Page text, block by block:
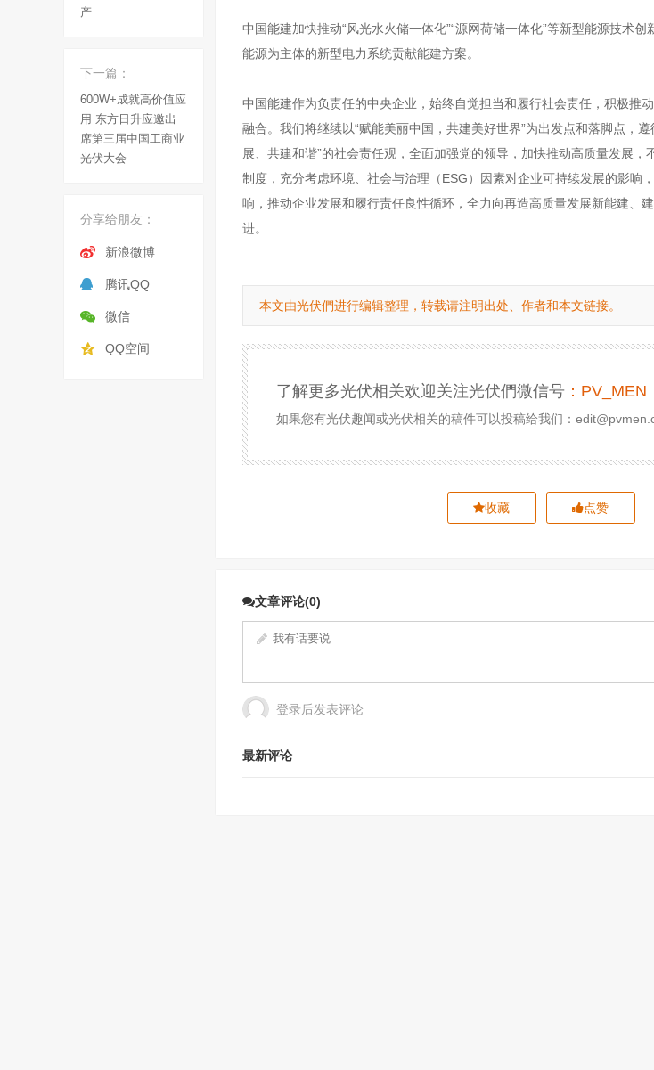
产
下一篇：
600W+成就高价值应
用 东方日升应邀出
席第三届中国工商业
光伏大会
分享给朋友：
新浪微博
腾讯QQ
微信
QQ空间
中国能建加快推动“风光水火储一体化”“源网荷储一体化”等新型能源技术
能源为主体的新型电力系统贡献能建方案。
中国能建作为负责任的中央企业，始终自觉担当和履行社会责任，积极推
融合。我们将继续以“赋能美丽中国，共建美好世界”为出发点和落脚点，
展、共建和谐”的社会责任观，全面加强党的领导，加快推动高质量发展，
制度，充分考虑环境、社会与治理（ESG）因素对企业可持续发展的影响
响，推动企业发展和履行责任良性循环，全力向再造高质量发展新能建、
进。
本文由光伏們进行编辑整理，转载请注明出处、作者和本文链接。
了解更多光伏相关欢迎关注光伏們微信号 ：PV_MEN
如果您有光伏趣闻或光伏相关的稿件可以投稿给我们：
收藏 点赞
文章评论(0)
登录后发表评论
最新评论